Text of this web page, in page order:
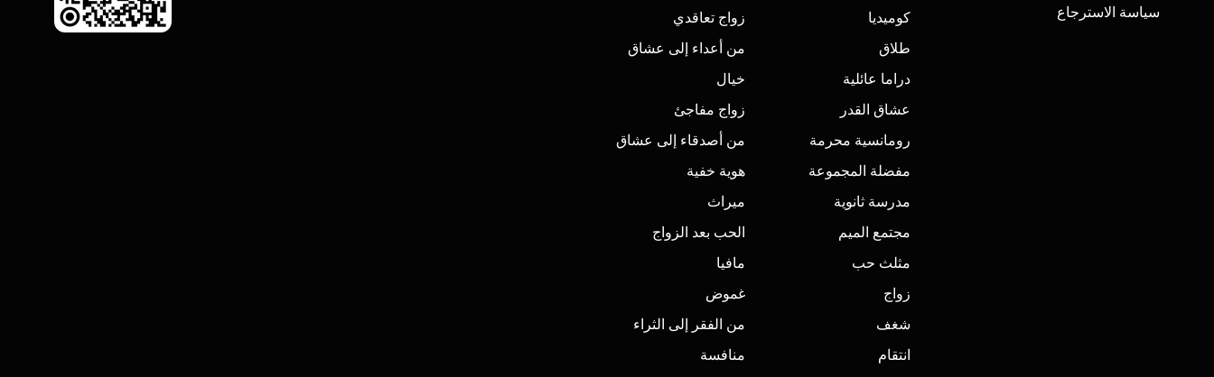
سياسة الاسترجاع
كوميديا
زواج تعاقدي
طلاق
من أعداء إلى عشاق
دراما عائلية
خيال
عشاق القدر
زواج مفاجئ
رومانسية محرمة
من أصدقاء إلى عشاق
مفضلة المجموعة
هوية خفية
مدرسة ثانوية
ميراث
مجتمع الميم
الحب بعد الزواج
مثلث حب
مافيا
زواج
غموض
شغف
من الفقر إلى الثراء
انتقام
منافسة